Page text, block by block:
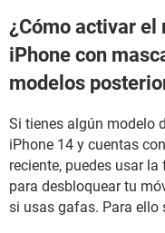
¿Cómo activar
iPhone con
modelos
Si tienes algún modelo
iPhone 14 y cuentas
reciente, puedes usar
para desbloquear tu
si usas gafas. Para ello